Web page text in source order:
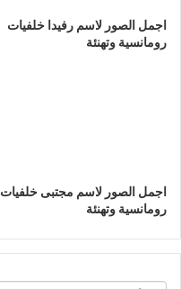
اجمل الصور لاسم رفيدا خلفيات
رومانسية وتهنئة
اجمل الصور لاسم مجتبى خلفيات
رومانسية وتهنئة